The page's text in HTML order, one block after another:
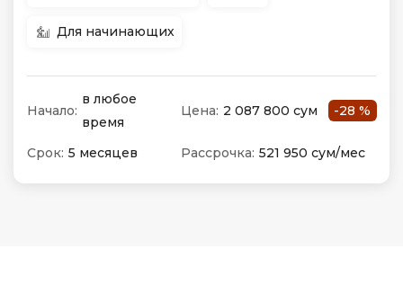
Для начинающих
Начало:
в любое
время
Цена: 2 087 800 сум -28 %
Срок: 5 месяцев Рассрочка: 521 950 сум/мес